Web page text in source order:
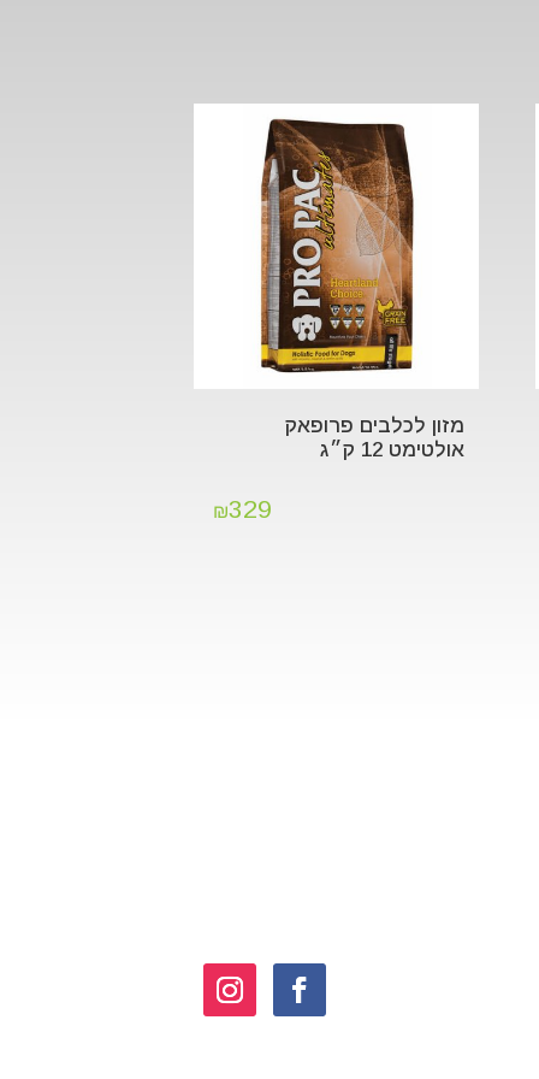
מזון לכלבים פרופאק
אולטימט 12 ק״ג
₪329